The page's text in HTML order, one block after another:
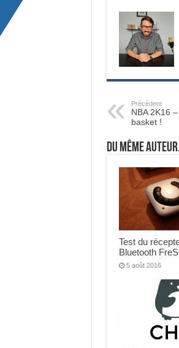
Précédent
NBA 2K16
basket !
Du même
Test du
Bluetooth
5 août 2016